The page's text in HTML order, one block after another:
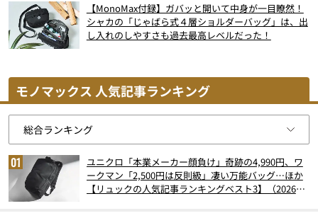
【MonoMax付録】ガバッと開いて中身が一目瞭然！
シャカの「じゃばら式４層ショルダーバッグ」は、出
し入れのしやすさも過去最高レベルだった！
モノマックス 人気記事ランキング
ユニクロ「本業メーカー顔負け」奇跡の4,990円、ワ
ークマン「2,500円は反則級」凄い万能バッグ…ほか
【リュックの人気記事ランキングベスト3】（2026年